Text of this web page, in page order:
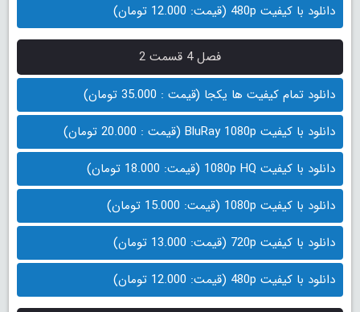
دانلود با کیفیت 480p (قیمت: 12.000 تومان)
فصل 4 قسمت 2
دانلود تمام کیفیت ها یکجا (قیمت : 35.000 تومان)
دانلود با کیفیت BluRay 1080p (قیمت : 20.000 تومان)
دانلود با کیفیت 1080p HQ (قیمت: 18.000 تومان)
دانلود با کیفیت 1080p (قیمت: 15.000 تومان)
دانلود با کیفیت 720p (قیمت: 13.000 تومان)
دانلود با کیفیت 480p (قیمت: 12.000 تومان)